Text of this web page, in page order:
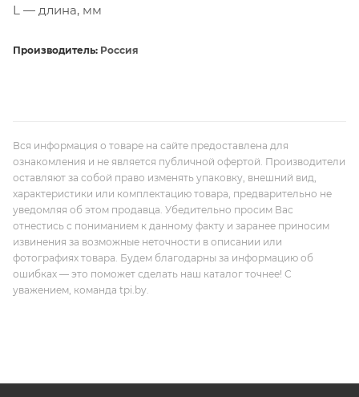
L — длина, мм
Производитель: Россия
Вся информация о товаре на сайте предоставлена для
ознакомления и не является публичной офертой. Производители
оставляют за собой право изменять упаковку, внешний вид,
характеристики или комплектацию товара, предварительно не
уведомляя об этом продавца. Убедительно просим Вас
отнестись с пониманием к данному факту и заранее приносим
извинения за возможные неточности в описании или
фотографиях товара. Будем благодарны за информацию об
ошибках — это поможет сделать наш каталог точнее! С
уважением, команда tpi.by.